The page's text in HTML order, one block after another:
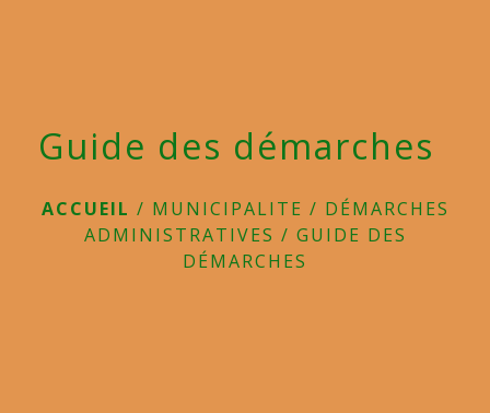
Guide des démarches
ACCUEIL / MUNICIPALITE / DÉMARCHES
ADMINISTRATIVES / GUIDE DES
DÉMARCHES